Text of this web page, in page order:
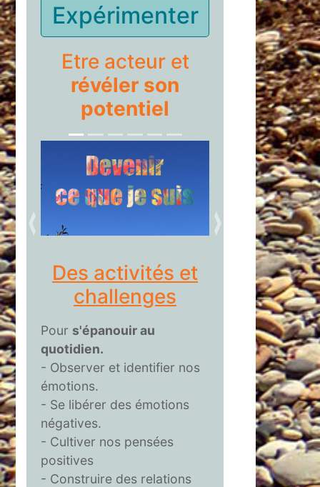
Expérimenter
Etre acteur et
révéler son
potentiel
précédent
Des activités et
challenges
Pour s'épanouir au
quotidien.
- Observer et identifier nos
émotions.
- Se libérer des émotions
négatives.
- Cultiver nos pensées
positives
- Construire des relations